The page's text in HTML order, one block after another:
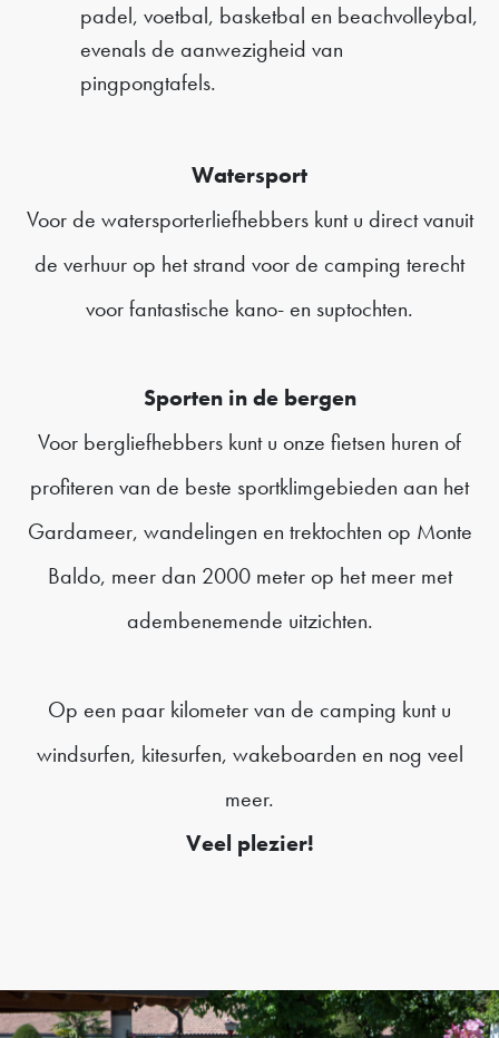
padel, voetbal, basketbal en beachvolleybal,
evenals de aanwezigheid van
pingpongtafels.
Watersport
Voor de watersporterliefhebbers kunt u direct vanuit
de verhuur op het strand voor de camping terecht
voor fantastische kano- en suptochten.
Sporten in de bergen
Voor bergliefhebbers kunt u onze fietsen huren of
profiteren van de beste sportklimgebieden aan het
Gardameer, wandelingen en trektochten op Monte
Baldo, meer dan 2000 meter op het meer met
adembenemende uitzichten.
Op een paar kilometer van de camping kunt u
windsurfen, kitesurfen, wakeboarden en nog veel
meer.
Veel plezier!